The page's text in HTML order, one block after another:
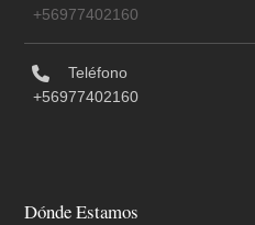
+56977402160
Teléfono
+56977402160
Dónde Estamos